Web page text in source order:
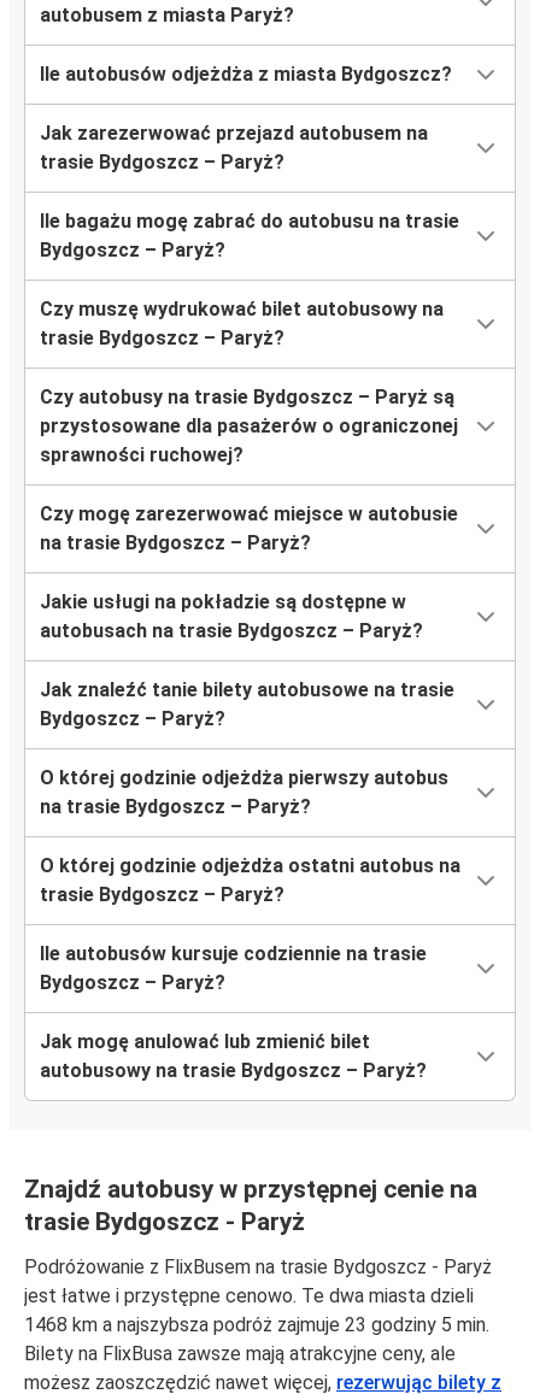
autobusem z miasta Paryż?
Ile autobusów odjeżdża z miasta Bydgoszcz?
Jak zarezerwować przejazd autobusem na
trasie Bydgoszcz – Paryż?
Ile bagażu mogę zabrać do autobusu na trasie
Bydgoszcz – Paryż?
Czy muszę wydrukować bilet autobusowy na
trasie Bydgoszcz – Paryż?
Czy autobusy na trasie Bydgoszcz – Paryż są
przystosowane dla pasażerów o ograniczonej
sprawności ruchowej?
Czy mogę zarezerwować miejsce w autobusie
na trasie Bydgoszcz – Paryż?
Jakie usługi na pokładzie są dostępne w
autobusach na trasie Bydgoszcz – Paryż?
Jak znaleźć tanie bilety autobusowe na trasie
Bydgoszcz – Paryż?
O której godzinie odjeżdża pierwszy autobus
na trasie Bydgoszcz – Paryż?
O której godzinie odjeżdża ostatni autobus na
trasie Bydgoszcz – Paryż?
Ile autobusów kursuje codziennie na trasie
Bydgoszcz – Paryż?
Jak mogę anulować lub zmienić bilet
autobusowy na trasie Bydgoszcz – Paryż?
Znajdź autobusy w przystępnej cenie na
trasie Bydgoszcz - Paryż
Podróżowanie z FlixBusem na trasie Bydgoszcz - Paryż
jest łatwe i przystępne cenowo. Te dwa miasta dzieli
1468 km a najszybsza podróż zajmuje 23 godziny 5 min.
Bilety na FlixBusa zawsze mają atrakcyjne ceny, ale
możesz zaoszczędzić nawet więcej, rezerwując bilety z